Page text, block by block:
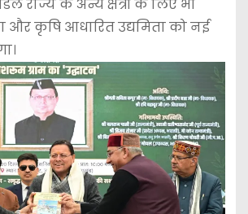
राज्य के अन्य क्षेत्रों के लिए भी
और कृषि आधारित उद्यमिता को नई